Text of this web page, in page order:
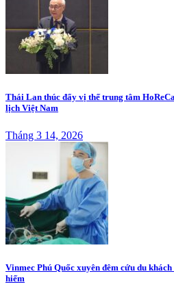
Thái Lan thúc đẩy vị thế trung tâm
lịch Việt Nam
Tháng 3 14, 2026
Vinmec Phú Quốc xuyên đêm cứu du
hiếm